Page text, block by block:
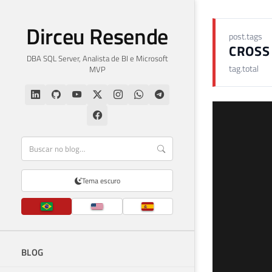
Dirceu Resende
DBA SQL Server, Analista de BI e Microsoft
MVP
Tema escuro
BLOG
post.tags
tag.total